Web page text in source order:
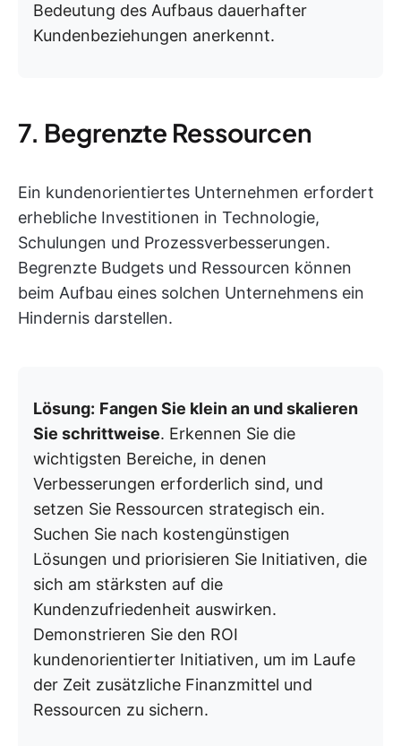
Bedeutung des Aufbaus dauerhafter
Kundenbeziehungen anerkennt.
7. Begrenzte Ressourcen
Ein kundenorientiertes Unternehmen erfordert
erhebliche Investitionen in Technologie,
Schulungen und Prozessverbesserungen.
Begrenzte Budgets und Ressourcen können
beim Aufbau eines solchen Unternehmens ein
Hindernis darstellen.
Lösung: Fangen Sie klein an und skalieren
Sie schrittweise. Erkennen Sie die
wichtigsten Bereiche, in denen
Verbesserungen erforderlich sind, und
setzen Sie Ressourcen strategisch ein.
Suchen Sie nach kostengünstigen
Lösungen und priorisieren Sie Initiativen, die
sich am stärksten auf die
Kundenzufriedenheit auswirken.
Demonstrieren Sie den ROI
kundenorientierter Initiativen, um im Laufe
der Zeit zusätzliche Finanzmittel und
Ressourcen zu sichern.